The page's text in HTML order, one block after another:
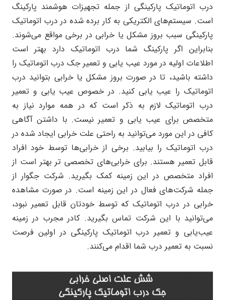
درب اتوماتیک پارکینگی از جمله تجهیزات هوشمند پارکینگ
است. سیستم‌های الکتریکی به کار برده شده در درب اتوماتیک
پارکینگی سبب بروز مشکل یا خرابی در برخی مواقع می‌شوند.
بنابراین اگر پارکینگ شما درب اتوماتیک دارد بهتر است
اطلاعات اولیه در مورد عیب یابی و تعمیر جک درب اتوماتیک را
داشته باشید، تا در صورت بروز مشکل یا خرابی بتوانید درب
اتوماتیک را عیب یابی کنید. در خصوص عیب یابی و تعمیر
درب اتوماتیک لازم به ذکر است که در همه موارد نیاز به
متخصص برای عیب یابی و تعمیر نیست. با داشتن آگاهی
کافی در این مورد می‌توانید به راحتی علت خرابی ایجاد شده در
درب اتوماتیک را بیابید. برخی از خرابی‌ها توسط خود افراد
قابل تعمیر هستند. برای خرابی‌های تخصصی تر بهتر است از
افراد متخصص در این زمینه کمک بگیرید. شرکت جگوار از
جمله شرکت‌های فعال در این زمینه است. در صورت مشاهده
خرابی در درب اتوماتیک که توسط خودتان قابل تعمیر نبود،
می‌توانید با این شرکت تماس بگیرید‌. کادر مجرب در زمینه
عیب‌یابی و تعمیر درب اتوماتیک پارکینگی در اولین فرصت
نسبت به تعمیر درب شما اقدام می‌کنند.